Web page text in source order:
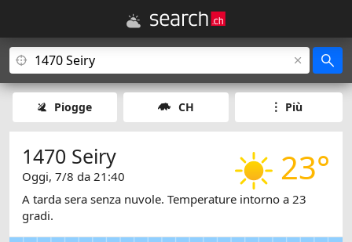
Piogge CH Più
23°
1470 Seiry
Oggi, 7/8 da 21:40
A tarda sera senza nuvole. Temperature intorno a 23
gradi.